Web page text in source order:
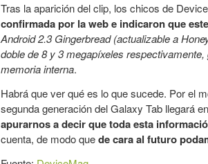
Tras la aparición del clip, los chicos de
confirmada por la web e indicaron que
Android 2.3 Gingerbread (actualizable a
doble de 8 y 3 megapíxeles
memoria interna.
Habrá que ver qué es lo que sucede. Por el
segunda generación del Galaxy Tab llegará
apurarnos a decir que toda esta
cuenta, de modo quede cara al futuro